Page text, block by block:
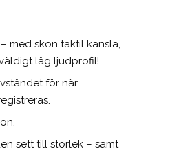
med skön taktil känsla,
låg ljudprofil!
för när
sett till storlek – samt